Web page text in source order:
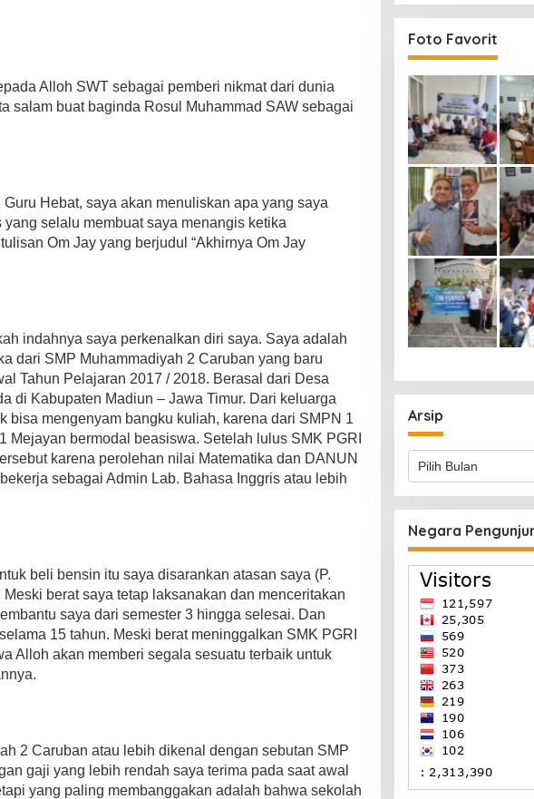
k
Alloh SWT sebagai pemberi nikmat dari dunia
salam buat baginda Rosul Muhammad SAW sebagai
Hebat, saya akan menuliskan apa yang saya
selalu membuat saya menangis ketika
Om Jay yang berjudul “Akhirnya Om Jay
indahnya saya perkenalkan diri saya. Saya adalah
dari SMP Muhammadiyah 2 Caruban yang baru
Tahun Pelajaran 2017 / 2018. Berasal dari Desa
di Kabupaten Madiun – Jawa Timur. Dari keluarga
bisa mengenyam bangku kuliah, karena dari SMPN 1
Mejayan bermodal beasiswa. Setelah lulus SMK PGRI
karena perolehan nilai Matematika dan DANUN
sebagai Admin Lab. Bahasa Inggris atau lebih
beli bensin itu saya disarankan atasan saya (P.
berat saya tetap laksanakan dan menceritakan
saya dari semester 3 hingga selesai. Dan
15 tahun. Meski berat meninggalkan SMK PGRI
Alloh akan memberi segala sesuatu terbaik untuk
2 Caruban atau lebih dikenal dengan sebutan SMP
gaji yang lebih rendah saya terima pada saat awal
yang paling membanggakan adalah bahwa sekolah
Foto Favorit
Arsip
Arsip
Negara